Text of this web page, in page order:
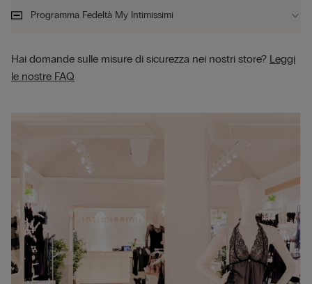
Programma Fedeltà My Intimissimi
Hai domande sulle misure di sicurezza nei nostri store? Leggi
le nostre FAQ